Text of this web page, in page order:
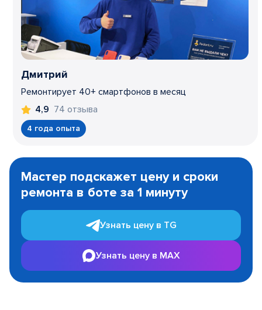
Дмитрий
Ремонтирует 40+ смартфонов в месяц
4,9 74 отзыва
4 года опыта
1
Мастер подскажет цену и сроки
ремонта в боте за 1 минуту
Узнать цену в TG
Узнать цену в MAX